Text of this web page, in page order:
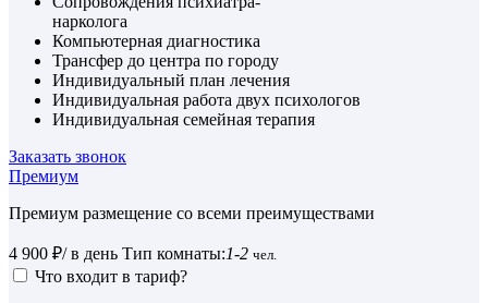
нарколога
Компьютерная диагностика
Трансфер до центра по городу
Индивидуальный план лечения
Индивидуальная работа двух психологов
Индивидуальная семейная терапия
Заказать звонок
Премиум
Премиум размещение со всеми преимуществами
4 900 ₽/ в день Тип комнаты:1-2 чел.
Что входит в тариф?